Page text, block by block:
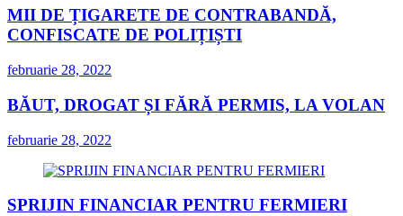
MII DE ȚIGARETE DE CONTRABANDĂ,
CONFISCATE DE POLIȚIȘTI
februarie 28, 2022
BĂUT, DROGAT ȘI FĂRĂ PERMIS, LA VOLAN
februarie 28, 2022
SPRIJIN FINANCIAR PENTRU FERMIERI